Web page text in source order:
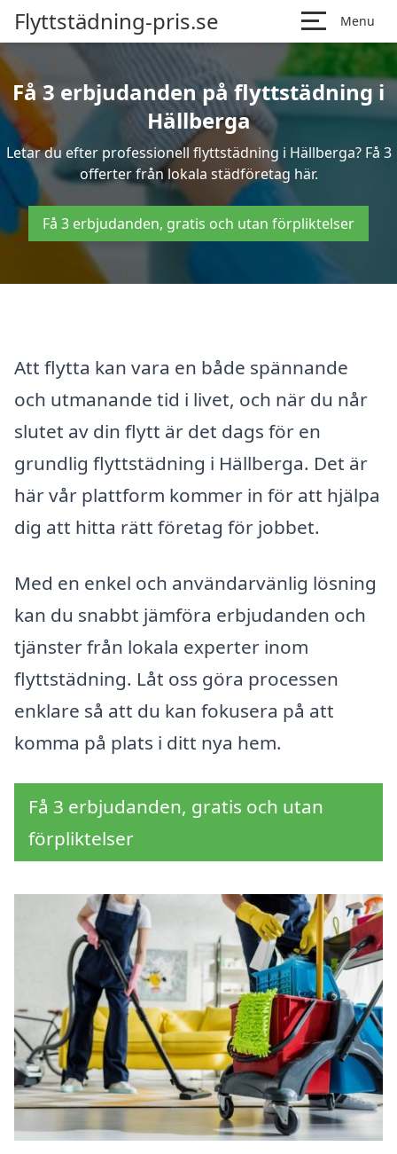
Flyttstädning-pris.se Menu
Få 3 erbjudanden på flyttstädning i
Hällberga
Letar du efter professionell flyttstädning i Hällberga? Få 3
offerter från lokala städföretag här.
Få 3 erbjudanden, gratis och utan förpliktelser
Att flytta kan vara en både spännande
och utmanande tid i livet, och när du når
slutet av din flytt är det dags för en
grundlig flyttstädning i Hällberga. Det är
här vår plattform kommer in för att hjälpa
dig att hitta rätt företag för jobbet.
Med en enkel och användarvänlig lösning
kan du snabbt jämföra erbjudanden och
tjänster från lokala experter inom
flyttstädning. Låt oss göra processen
enklare så att du kan fokusera på att
komma på plats i ditt nya hem.
Få 3 erbjudanden, gratis och utan
förpliktelser